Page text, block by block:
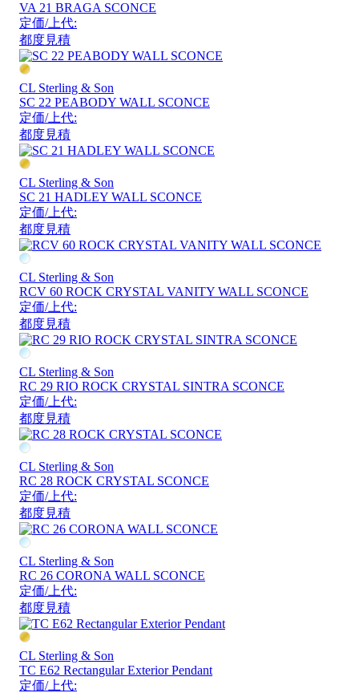
VA 21 BRAGA SCONCE
定価/上代:
都度見積
CL Sterling & Son
SC 22 PEABODY WALL SCONCE
定価/上代:
都度見積
CL Sterling & Son
SC 21 HADLEY WALL SCONCE
定価/上代:
都度見積
CL Sterling & Son
RCV 60 ROCK CRYSTAL VANITY WALL SCONCE
定価/上代:
都度見積
CL Sterling & Son
RC 29 RIO ROCK CRYSTAL SINTRA SCONCE
定価/上代:
都度見積
CL Sterling & Son
RC 28 ROCK CRYSTAL SCONCE
定価/上代:
都度見積
CL Sterling & Son
RC 26 CORONA WALL SCONCE
定価/上代:
都度見積
CL Sterling & Son
TC E62 Rectangular Exterior Pendant
定価/上代: